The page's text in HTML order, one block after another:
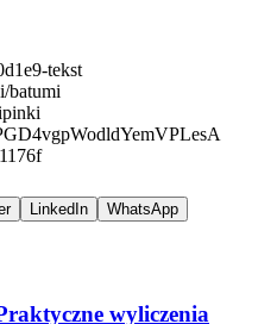
tekst
batumi
LinkedIn WhatsApp
wyliczenia